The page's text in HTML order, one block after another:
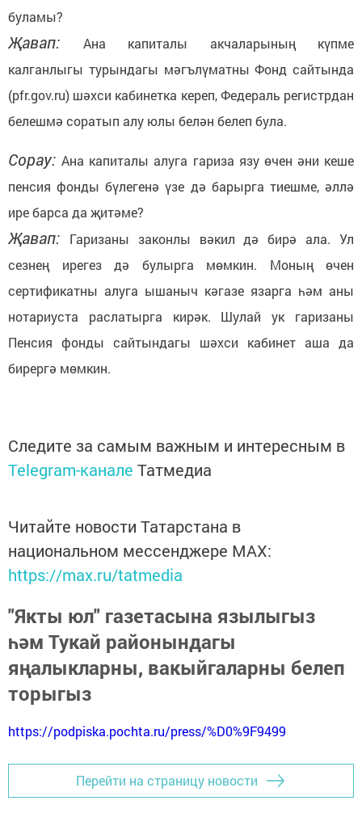
буламы?
Җавап:
Ана капиталы акчаларының күпме
калганлыгы турындагы мәгълүматны Фонд сайтында
(pfr.gov.ru) шәхси кабинетка кереп, Федераль регистрдан
белешмә соратып алу юлы белән белеп була.
Сорау:Ана капиталы алуга гариза язу өчен әни кеше
пенсия фонды бүлегенә үзе дә барырга тиешме, әллә
ире барса да җитәме?
Җавап:
Гаризаны законлы вәкил дә бирә ала. Ул
сезнең ирегез дә булырга мөмкин. Моның өчен
сертификатны алуга ышаныч кәгазе язарга һәм аны
нотариуста раслатырга кирәк. Шулай ук гаризаны
Пенсия фонды сайтындагы шәхси кабинет аша да
бирергә мөмкин.
Следите за самым важным и интересным в
Telegram-канале Татмедиа
Читайте новости Татарстана в
национальном мессенджере MАХ:
https://max.ru/tatmedia
"Якты юл" газетасына язылыгыз
һәм Тукай районындагы
яңалыкларны, вакыйгаларны белеп
торыгыз
https://podpiska.pochta.ru/press/%D0%9F9499
Перейти на страницу новости